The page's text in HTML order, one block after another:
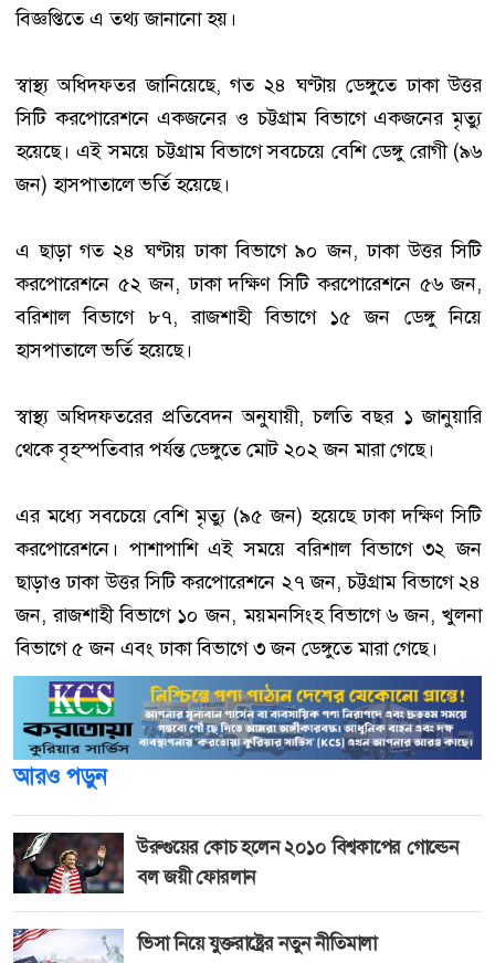
বিজ্ঞপ্তিতে এ তথ্য জানানো হয়।
স্বাস্থ্য অধিদফতর জানিয়েছে, গত ২৪ ঘণ্টায় ডেঙ্গুতে ঢাকা উত্তর
সিটি করপোরেশনে একজনের ও চট্টগ্রাম বিভাগে একজনের মৃত্যু
হয়েছে। এই সময়ে চট্টগ্রাম বিভাগে সবচেয়ে বেশি ডেঙ্গু রোগী (৯৬
জন) হাসপাতালে ভর্তি হয়েছে।
এ ছাড়া গত ২৪ ঘণ্টায় ঢাকা বিভাগে ৯০ জন, ঢাকা উত্তর সিটি
করপোরেশনে ৫২ জন, ঢাকা দক্ষিণ সিটি করপোরেশনে ৫৬ জন,
বরিশাল বিভাগে ৮৭, রাজশাহী বিভাগে ১৫ জন ডেঙ্গু নিয়ে
হাসপাতালে ভর্তি হয়েছে।
স্বাস্থ্য অধিদফতরের প্রতিবেদন অনুযায়ী, চলতি বছর ১ জানুয়ারি
থেকে বৃহস্পতিবার পর্যন্ত ডেঙ্গুতে মোট ২০২ জন মারা গেছে।
এর মধ্যে সবচেয়ে বেশি মৃত্যু (৯৫ জন) হয়েছে ঢাকা দক্ষিণ সিটি
করপোরেশনে। পাশাপাশি এই সময়ে বরিশাল বিভাগে ৩২ জন
ছাড়াও ঢাকা উত্তর সিটি করপোরেশনে ২৭ জন, চট্টগ্রাম বিভাগে ২৪
জন, রাজশাহী বিভাগে ১০ জন, ময়মনসিংহ বিভাগে ৬ জন, খুলনা
বিভাগে ৫ জন এবং ঢাকা বিভাগে ৩ জন ডেঙ্গুতে মারা গেছে।
আরও পড়ুন
উরুগুয়ের কোচ হলেন ২০১০ বিশ্বকাপের গোল্ডেন
বল জয়ী ফোরলান
ভিসা নিয়ে যুক্তরাষ্ট্রের নতুন নীতিমালা